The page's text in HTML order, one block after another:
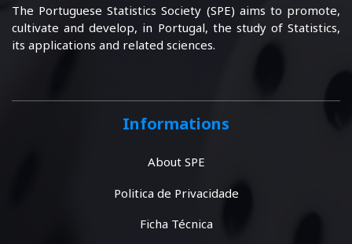
The Portuguese Statistics Society (SPE) aims to promote,
cultivate and develop, in Portugal, the study of Statistics,
its applications and related sciences.
Informations
About SPE
Politica de Privacidade
Ficha Técnica